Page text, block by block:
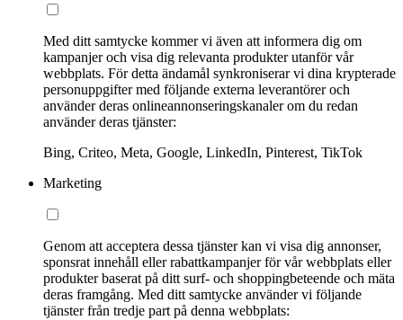
Med ditt samtycke kommer vi även att informera dig om
kampanjer och visa dig relevanta produkter utanför vår
webbplats. För detta ändamål synkroniserar vi dina krypterade
personuppgifter med följande externa leverantörer och
använder deras onlineannonseringskanaler om du redan
använder deras tjänster:
Bing, Criteo, Meta, Google, LinkedIn, Pinterest, TikTok
Marketing
Genom att acceptera dessa tjänster kan vi visa dig annonser,
sponsrat innehåll eller rabattkampanjer för vår webbplats eller
produkter baserat på ditt surf- och shoppingbeteende och mäta
deras framgång. Med ditt samtycke använder vi följande
tjänster från tredje part på denna webbplats: